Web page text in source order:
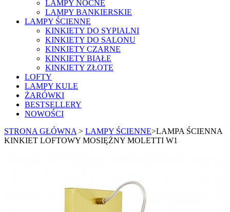
LAMPY NOCNE
LAMPY BANKIERSKIE
LAMPY ŚCIENNE
KINKIETY DO SYPIALNI
KINKIETY DO SALONU
KINKIETY CZARNE
KINKIETY BIAŁE
KINKIETY ZŁOTE
LOFTY
LAMPY KULE
ŻARÓWKI
BESTSELLERY
NOWOŚCI
STRONA GŁÓWNA > LAMPY ŚCIENNE>LAMPA ŚCIENNA
KINKIET LOFTOWY MOSIĘŻNY MOLETTI W1